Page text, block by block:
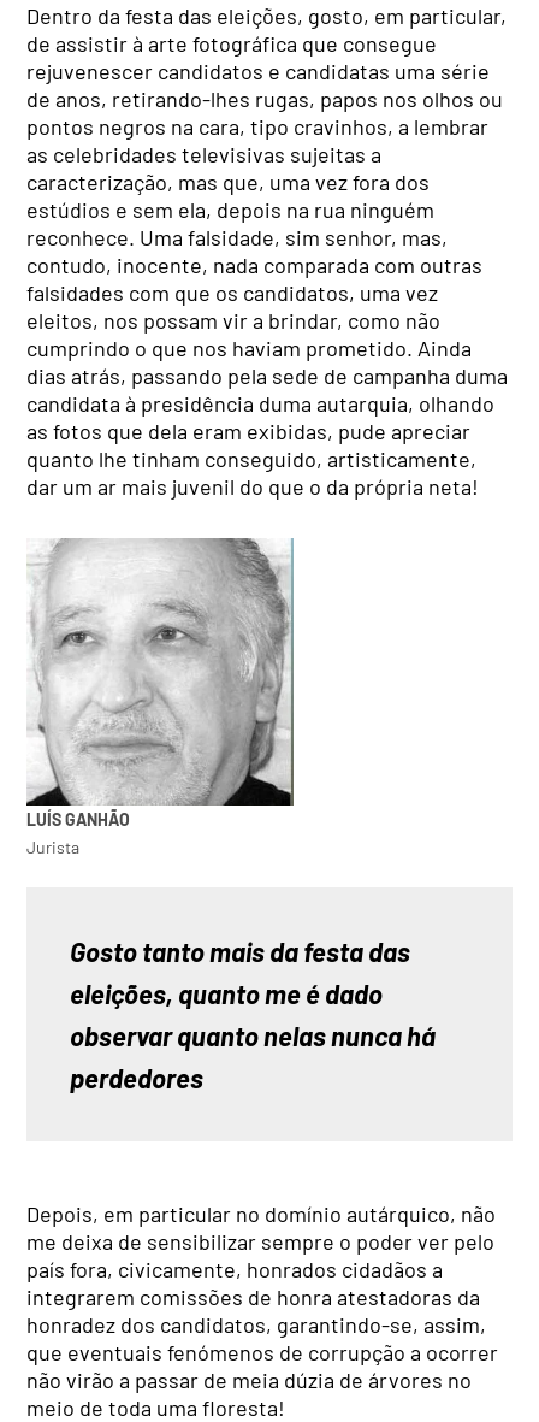
Dentro da festa das eleições, gosto, em particular,
de assistir à arte fotográfica que consegue
rejuvenescer candidatos e candidatas uma série
de anos, retirando-lhes rugas, papos nos olhos ou
pontos negros na cara, tipo cravinhos, a lembrar
as celebridades televisivas sujeitas a
caracterização, mas que, uma vez fora dos
estúdios e sem ela, depois na rua ninguém
reconhece. Uma falsidade, sim senhor, mas,
contudo, inocente, nada comparada com outras
falsidades com que os candidatos, uma vez
eleitos, nos possam vir a brindar, como não
cumprindo o que nos haviam prometido. Ainda
dias atrás, passando pela sede de campanha duma
candidata à presidência duma autarquia, olhando
as fotos que dela eram exibidas, pude apreciar
quanto lhe tinham conseguido, artisticamente,
dar um ar mais juvenil do que o da própria neta!
LUÍS GANHÃO
Jurista
Gosto tanto mais da festa das
eleições, quanto me é dado
observar quanto nelas nunca há
perdedores
Depois, em particular no domínio autárquico, não
me deixa de sensibilizar sempre o poder ver pelo
país fora, civicamente, honrados cidadãos a
integrarem comissões de honra atestadoras da
honradez dos candidatos, garantindo-se, assim,
que eventuais fenómenos de corrupção a ocorrer
não virão a passar de meia dúzia de árvores no
meio de toda uma floresta!